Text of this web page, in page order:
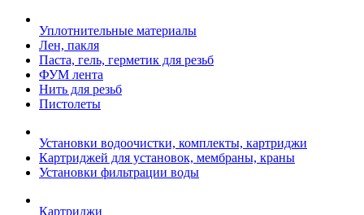
Уплотнительные материалы
Лен, пакля
Паста, гель, герметик для резьб
ФУМ лента
Нить для резьб
Пистолеты
Установки водоочистки, комплекты, картриджи
Картриджей для установок, мембраны, краны
Установки фильтрации воды
Картриджи